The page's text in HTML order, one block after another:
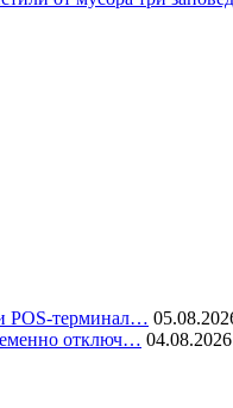
POS-терминал…
отключ…